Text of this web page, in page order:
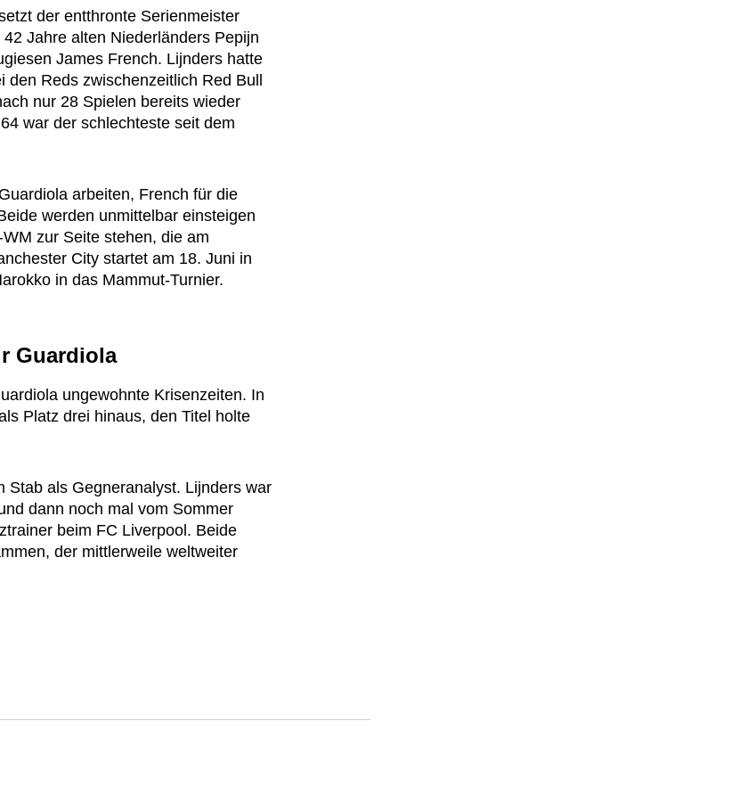
der entthronte Serienmeister
Jahre alten Niederländers Pepijn
James French. Lijnders hatte
Reds zwischenzeitlich Red Bull
nur 28 Spielen bereits wieder
war der schlechteste seit dem
arbeiten, French für die
werden unmittelbar einsteigen
zur Seite stehen, die am
City startet am 18. Juni in
in das Mammut-Turnier.
Guardiola
ungewohnte Krisenzeiten. In
Platz drei hinaus, den Titel holte
Stab als Gegneranalyst. Lijnders war
dann noch mal vom Sommer
beim FC Liverpool. Beide
der mittlerweile weltweiter